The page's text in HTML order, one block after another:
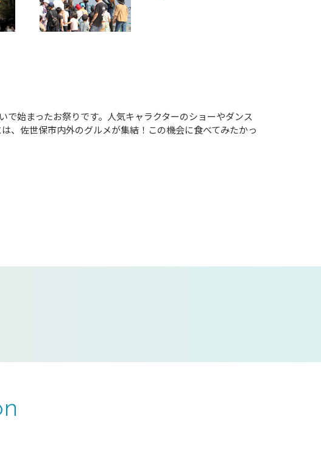
で始まったお祭りです。人気キャラクターのショーやダンス
、佐世保市内外のグルメが集結！この機会に食べてみたかっ